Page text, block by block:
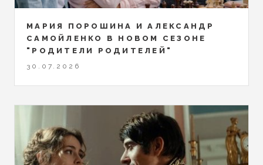
МАРИЯ ПОРОШИНА И АЛЕКСАНДР
САМОЙЛЕНКО В НОВОМ СЕЗОНЕ
"РОДИТЕЛИ РОДИТЕЛЕЙ"
30.07.2026